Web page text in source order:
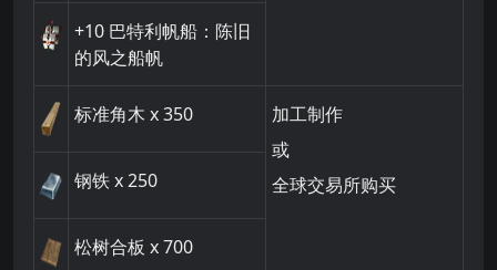
+10 巴特利帆船：陈旧
的风之船帆
标准角木 x 350
加工制作
或
全球交易所购买
钢铁 x 250
松树合板 x 700